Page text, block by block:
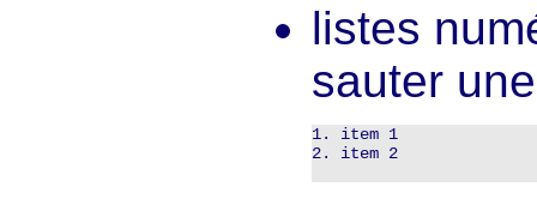
listes
sauter
1. item 1
2. item 2